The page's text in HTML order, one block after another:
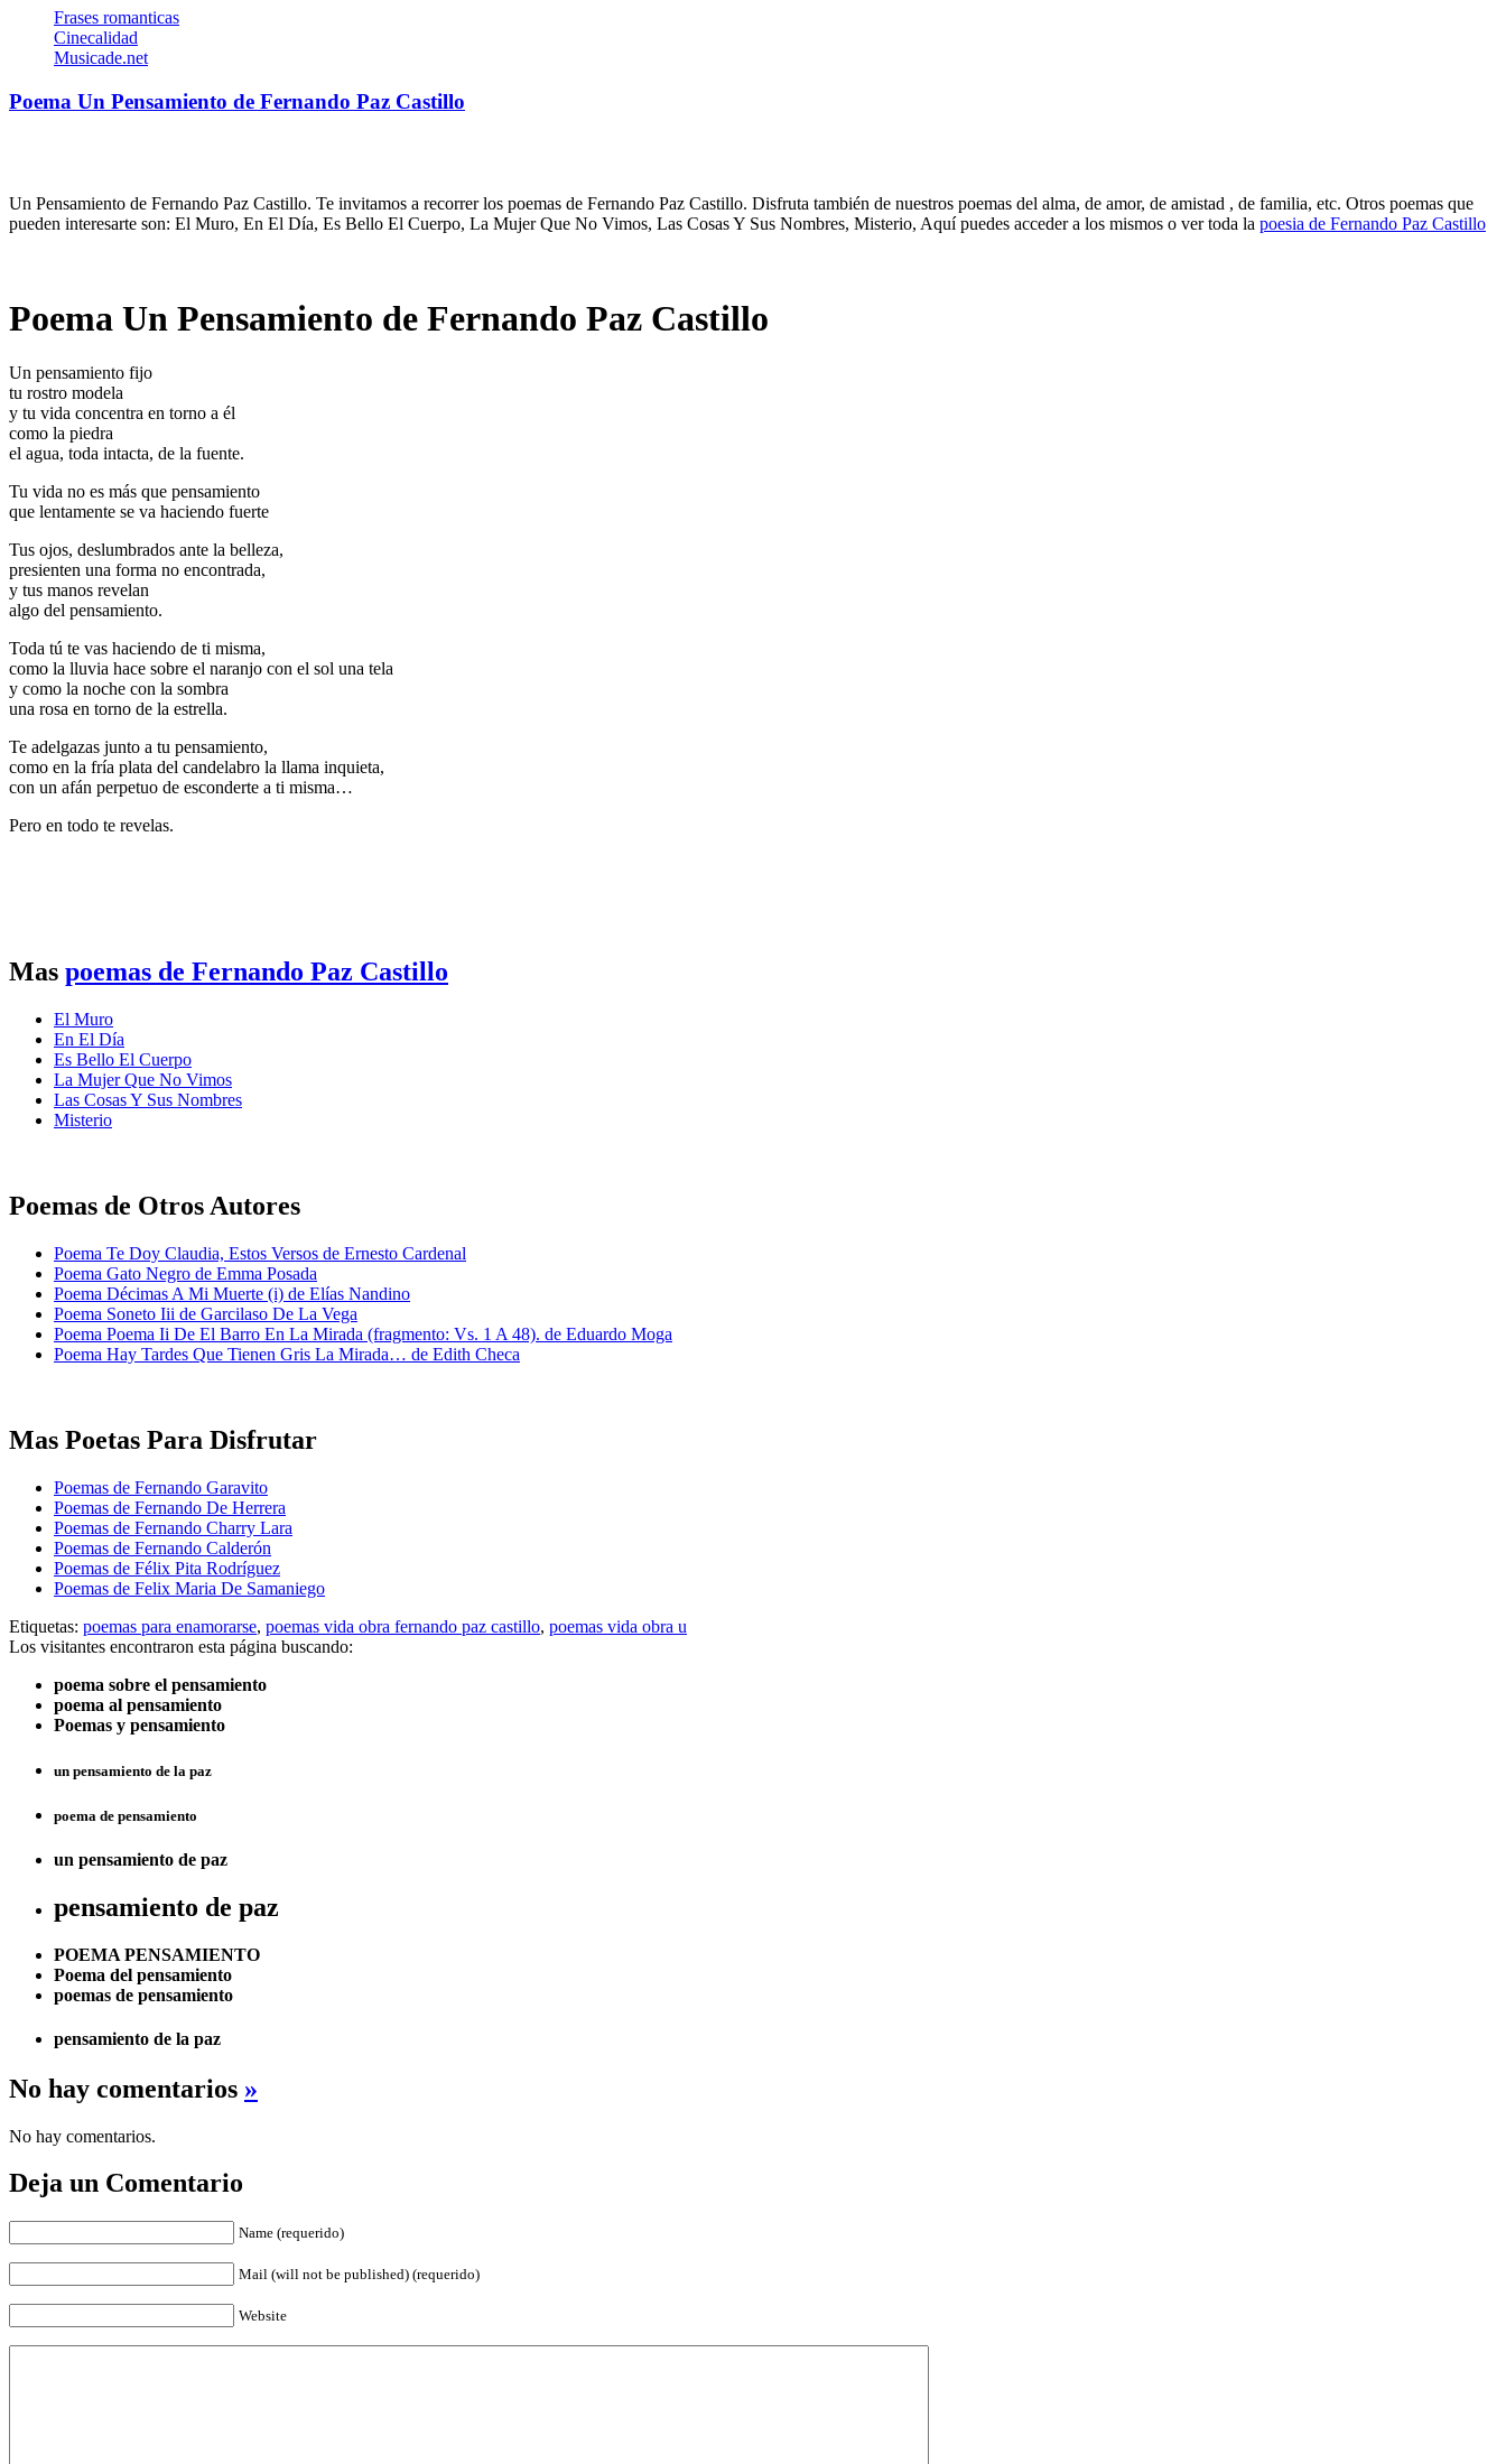
Frases romanticas
Cinecalidad
Musicade.net
Poema Un Pensamiento de Fernando Paz Castillo
Un Pensamiento de Fernando Paz Castillo. Te invitamos a recorrer los poemas de Fernando Paz Castillo. Disfruta también de nuestros poemas del alma, de amor, de amistad , de familia, etc. Otros poemas que
pueden interesarte son: El Muro, En El Día, Es Bello El Cuerpo, La Mujer Que No Vimos, Las Cosas Y Sus Nombres, Misterio, Aquí puedes acceder a los mismos o ver toda la poesia de Fernando Paz Castillo
Poema Un Pensamiento de Fernando Paz Castillo
Un pensamiento fijo
tu rostro modela
y tu vida concentra en torno a él
como la piedra
el agua, toda intacta, de la fuente.
Tu vida no es más que pensamiento
que lentamente se va haciendo fuerte
Tus ojos, deslumbrados ante la belleza,
presienten una forma no encontrada,
y tus manos revelan
algo del pensamiento.
Toda tú te vas haciendo de ti misma,
como la lluvia hace sobre el naranjo con el sol una tela
y como la noche con la sombra
una rosa en torno de la estrella.
Te adelgazas junto a tu pensamiento,
como en la fría plata del candelabro la llama inquieta,
con un afán perpetuo de esconderte a ti misma…
Pero en todo te revelas.
Mas poemas de Fernando Paz Castillo
El Muro
En El Día
Es Bello El Cuerpo
La Mujer Que No Vimos
Las Cosas Y Sus Nombres
Misterio
Poemas de Otros Autores
Poema Te Doy Claudia, Estos Versos de Ernesto Cardenal
Poema Gato Negro de Emma Posada
Poema Décimas A Mi Muerte (i) de Elías Nandino
Poema Soneto Iii de Garcilaso De La Vega
Poema Poema Ii De El Barro En La Mirada (fragmento: Vs. 1 A 48). de Eduardo Moga
Poema Hay Tardes Que Tienen Gris La Mirada… de Edith Checa
Mas Poetas Para Disfrutar
Poemas de Fernando Garavito
Poemas de Fernando De Herrera
Poemas de Fernando Charry Lara
Poemas de Fernando Calderón
Poemas de Félix Pita Rodríguez
Poemas de Felix Maria De Samaniego
Etiquetas: poemas para enamorarse, poemas vida obra fernando paz castillo, poemas vida obra u
Los visitantes encontraron esta página buscando:
poema sobre el pensamiento
poema al pensamiento
Poemas y pensamiento
un pensamiento de la paz
poema de pensamiento
un pensamiento de paz
pensamiento de paz
POEMA PENSAMIENTO
Poema del pensamiento
poemas de pensamiento
pensamiento de la paz
No hay comentarios »
No hay comentarios.
Deja un Comentario
Name (requerido)
Mail (will not be published) (requerido)
Website